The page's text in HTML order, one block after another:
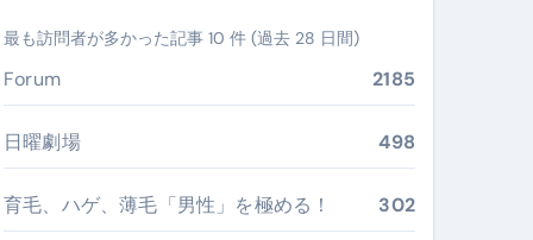
イド
実践大全
。いま選ばれている新定番ドメイン
レ #美容 #健康 #雑学 #ナレーター #小林将大
最も訪問者が多かった記事 10 件 (過去 28 日間)
Forum 2185
日曜劇場 498
育毛、ハゲ、薄毛「男性」を極める！ 302